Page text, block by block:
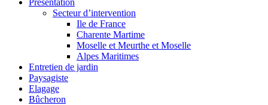
Présentation
Secteur d’intervention
Ile de France
Charente Martime
Moselle et Meurthe et Moselle
Alpes Maritimes
Entretien de jardin
Paysagiste
Elagage
Bûcheron